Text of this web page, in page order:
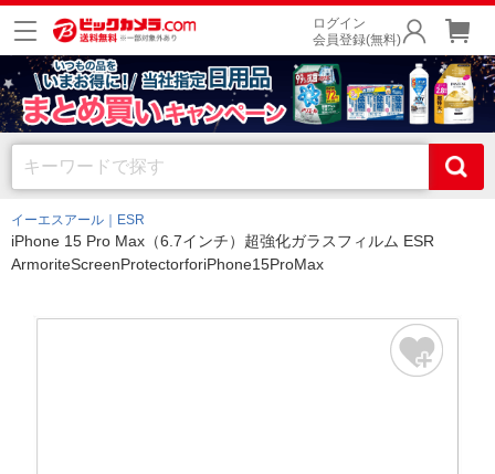
ログイン
会員登録(無料)
イーエスアール｜ESR
iPhone 15 Pro Max（6.7インチ）超強化ガラスフィルム ESR
ArmoriteScreenProtectorforiPhone15ProMax